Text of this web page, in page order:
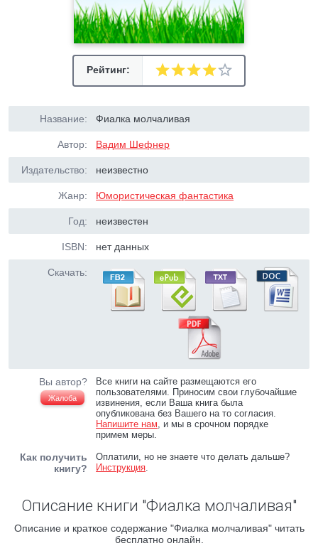
Рейтинг:
Название: Фиалка молчаливая
Автор: Вадим Шефнер
Издательство: неизвестно
Жанр: Юмористическая фантастика
Год: неизвестен
ISBN: нет данных
Скачать:
Вы автор?
Жалоба
Все книги на сайте размещаются его
пользователями. Приносим свои глубочайшие
извинения, если Ваша книга была
опубликована без Вашего на то согласия.
Напишите нам, и мы в срочном порядке
примем меры.
Как получить
книгу?
Оплатили, но не знаете что делать дальше?
Инструкция.
Описание книги "Фиалка молчаливая"
Описание и краткое содержание "Фиалка молчаливая" читать
бесплатно онлайн.